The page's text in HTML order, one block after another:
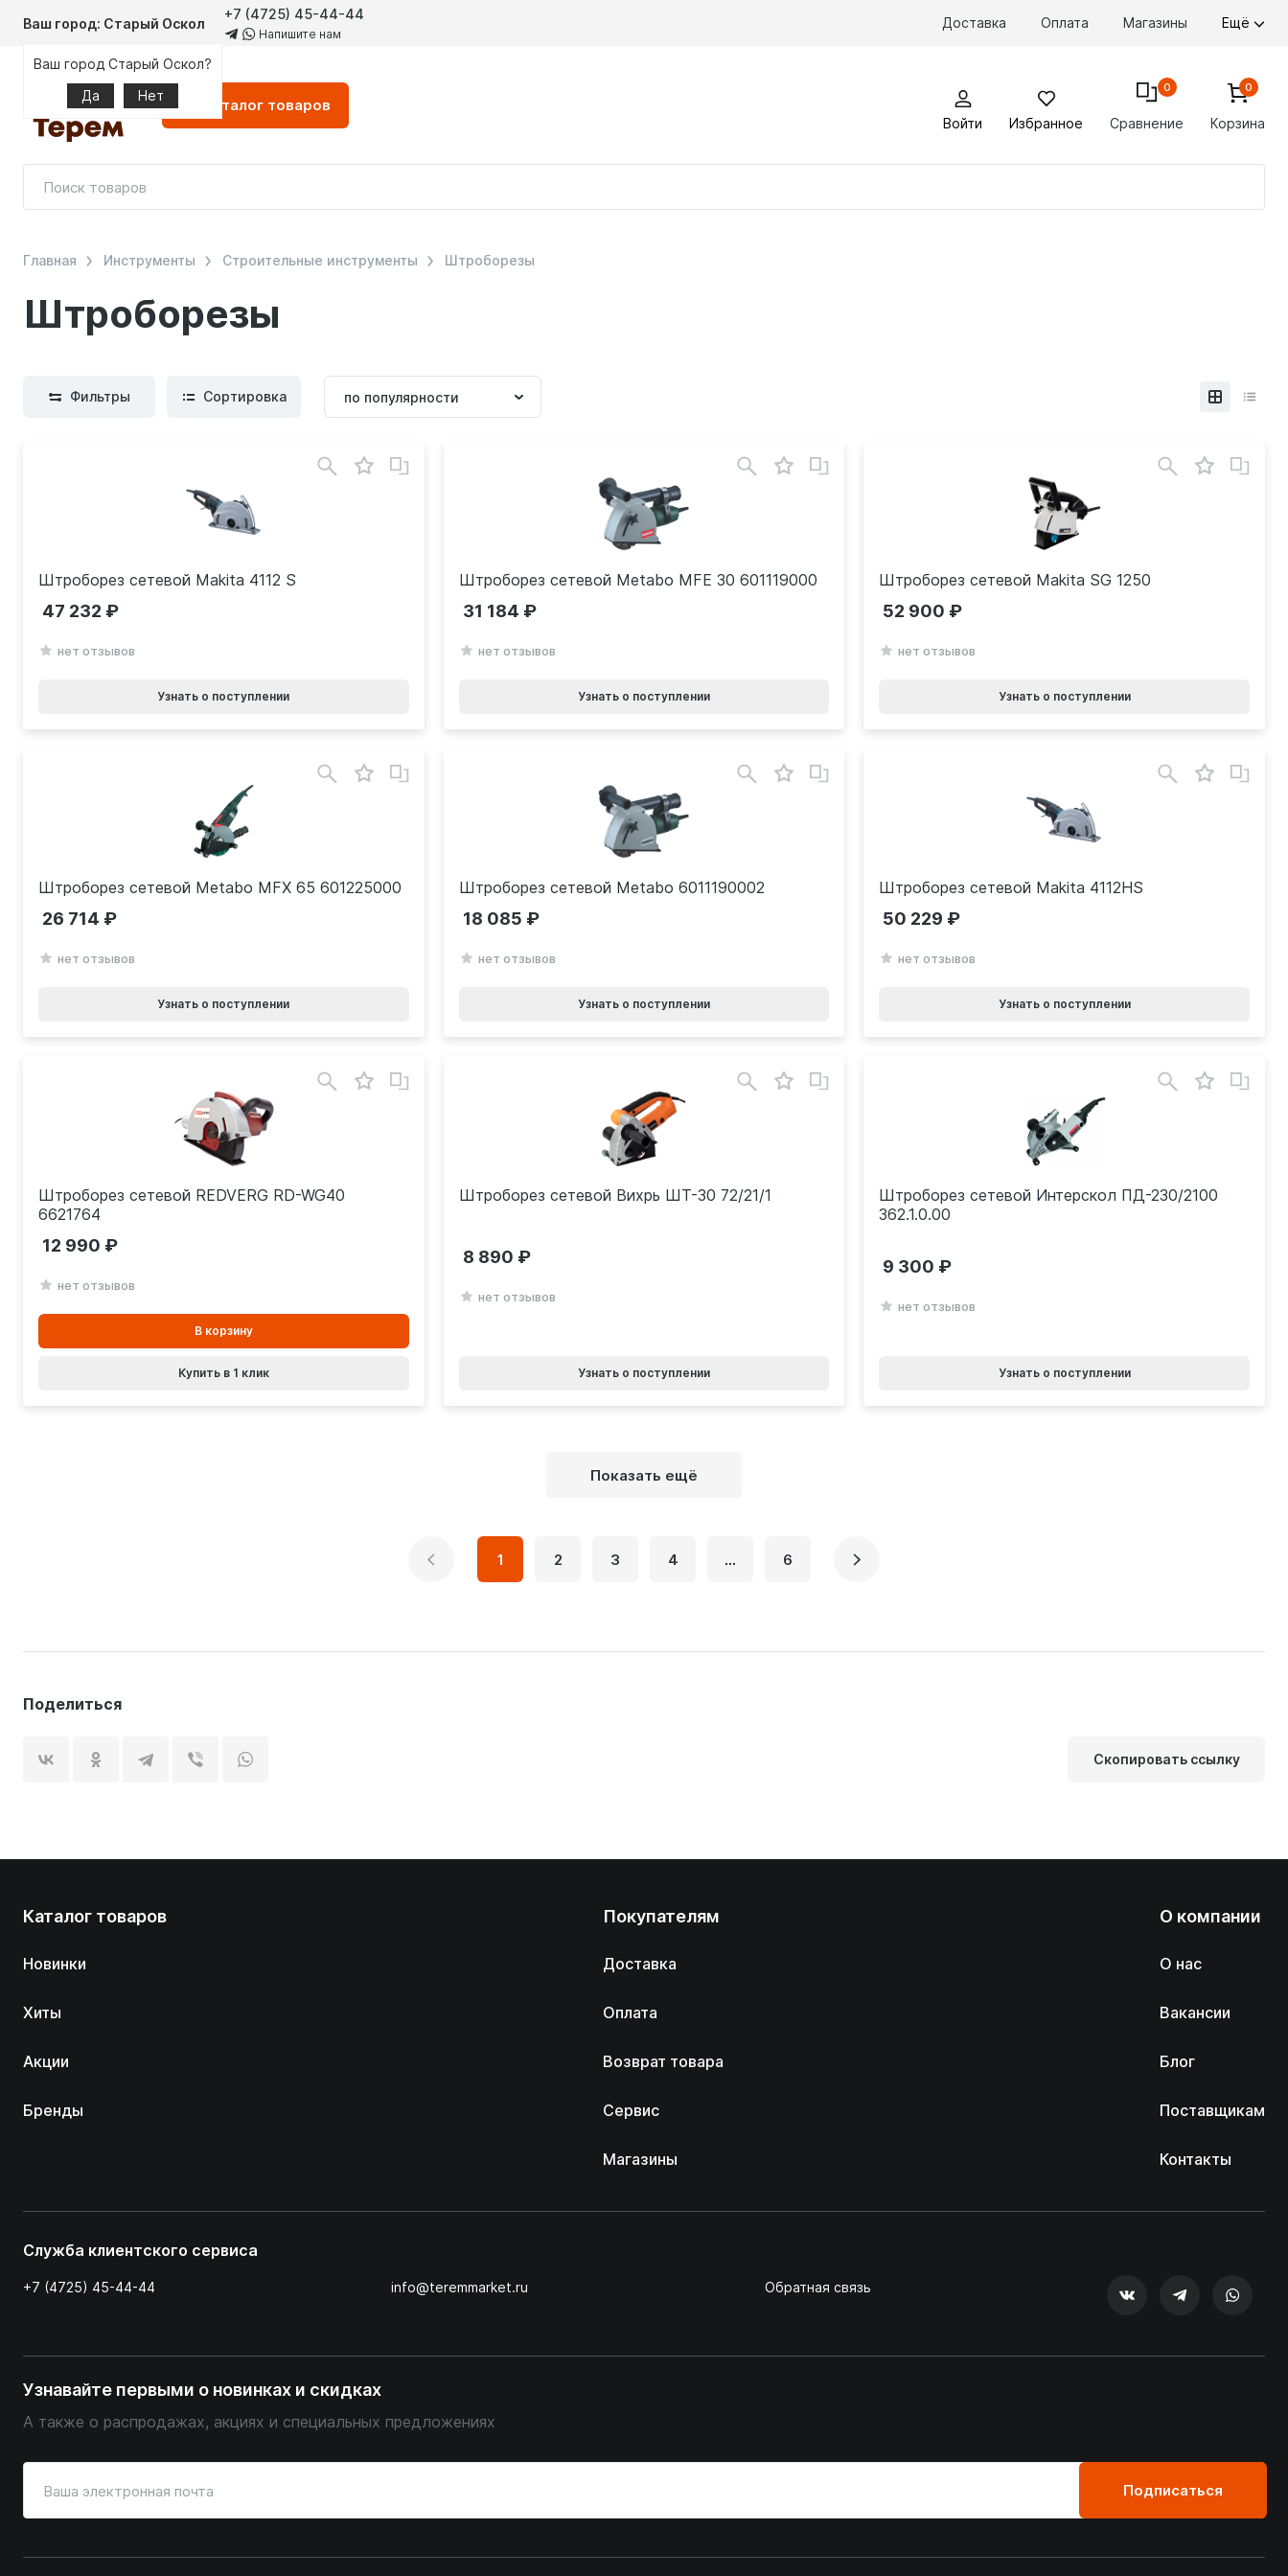
Ваш город: Старый Оскол
Ваш город Старый Оскол?
Да
Нет
+7 (4725) 45-44-44
Напишите нам
Доставка Оплата Магазины Ещё
Каталог товаров
Войти Избранное Сравнение
0
Корзина
0
Штроборезы
Главная Инструменты Строительные инструменты Штроборезы
Фильтры Сортировка
Штроборез сетевой Makita 4112 S
нет отзывов
47 232
Узнать о поступлении
Штроборез сетевой Metabo MFE 30 601119000
нет отзывов
31 184
Узнать о поступлении
Штроборез сетевой Makita SG 1250
нет отзывов
52 900
Узнать о поступлении
Штроборез сетевой Metabo MFX 65 601225000
нет отзывов
26 714
Узнать о поступлении
Штроборез сетевой Metabo 6011190002
нет отзывов
18 085
Узнать о поступлении
Штроборез сетевой Makita 4112HS
нет отзывов
50 229
Узнать о поступлении
Штроборез сетевой REDVERG RD-WG40
6621764
нет отзывов
12 990
В корзину
Купить в 1 клик
Штроборез сетевой Вихрь ШТ-30 72/21/1
нет отзывов
8 890
Узнать о поступлении
Штроборез сетевой Интерскол ПД-230/2100
362.1.0.00
нет отзывов
9 300
Узнать о поступлении
Показать ещё
1 2 3 4 ... 6
Поделиться
Скопировать ссылку
Каталог товаров
Новинки
Хиты
Акции
Бренды
Покупателям
Доставка
Оплата
Возврат товара
Сервис
Магазины
О компании
О нас
Вакансии
Блог
Поставщикам
Контакты
Служба клиентского сервиса
+7 (4725) 45-44-44 info@teremmarket.ru Обратная связь
Узнавайте первыми о новинках и скидках
А также о распродажах, акциях и специальных предложениях
Введите
адрес
Подписаться